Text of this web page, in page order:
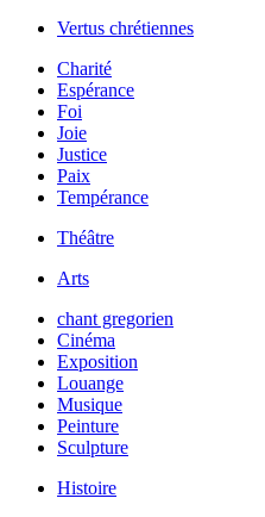
Vertus chrétiennes
Charité
Espérance
Foi
Joie
Justice
Paix
Tempérance
Théâtre
Arts
chant gregorien
Cinéma
Exposition
Louange
Musique
Peinture
Sculpture
Histoire